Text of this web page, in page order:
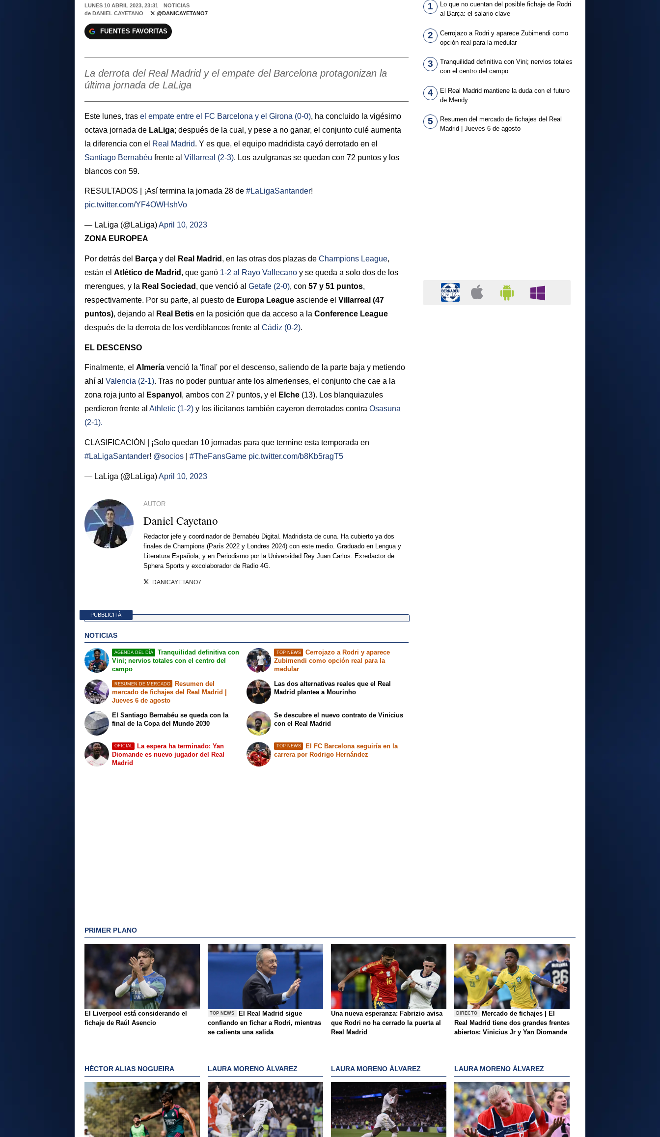
LUNES 10 ABRIL 2023, 23:31
NOTICIAS
de DANIEL CAYETANO @DANICAYETANO7
FUENTES FAVORITAS
La derrota del Real Madrid y el empate del Barcelona protagonizan la
última jornada de LaLiga
Este lunes, tras el empate entre el FC Barcelona y el Girona (0-0), ha concluido la vigésimo
octava jornada de LaLiga; después de la cual, y pese a no ganar, el conjunto culé aumenta
la diferencia con el Real Madrid. Y es que, el equipo madridista cayó derrotado en el
Santiago Bernabéu frente al Villarreal (2-3). Los azulgranas se quedan con 72 puntos y los
blancos con 59.
RESULTADOS | ¡Así termina la jornada 28 de #LaLigaSantander!
pic.twitter.com/YF4OWHshVo
— LaLiga (@LaLiga)April 10, 2023
ZONA EUROPEA
Por detrás del Barça y del Real Madrid , en las otras dos plazas de Champions League,
están el Atlético de Madrid , que ganó 1-2 al Rayo Vallecano y se queda a solo dos de los
merengues, y la Real Sociedad , que venció al Getafe (2-0), con 57 y 51 puntos,
respectivamente. Por su parte, al puesto de Europa League asciende el Villarreal (47
puntos), dejando al Real Betis en la posición que da acceso a la Conference League
después de la derrota de los verdiblancos frente al Cádiz (0-2).
EL DESCENSO
Finalmente, el Almería venció la 'final' por el descenso, saliendo de la parte baja y metiendo
ahí al Valencia (2-1). Tras no poder puntuar ante los almerienses, el conjunto che cae a la
zona roja junto al
Espanyol , ambos con 27 puntos, y el Elche (13). Los blanquiazules
perdieron frente al Athletic (1-2) y los ilicitanos también cayeron derrotados contra Osasuna
(2-1).
CLASIFICACIÓN | ¡Solo quedan 10 jornadas para que termine esta temporada en
#LaLigaSantander! @socios #TheFansGame pic.twitter.com/b8Kb5ragT5
— LaLiga (@LaLiga)April 10, 2023
AUTOR
Daniel Cayetano
Redactor jefe y coordinador de Bernabéu Digital. Madridista de cuna. Ha cubierto ya dos
finales de Champions (París 2022 y Londres 2024) con este medio. Graduado en Lengua y
Literatura Española, y en Periodismo por la Universidad Rey Juan Carlos. Exredactor de
Sphera Sports y excolaborador de Radio 4G.
DANICAYETANO7
PUBBLICITÀ
NOTICIAS
AGENDA DEL DÍA
Tranquilidad definitiva con
Vini; nervios totales con el centro del
campo
RESUMEN DE MERCADO
Resumen del
mercado de fichajes del Real Madrid |
Jueves 6 de agosto
TOP NEWS
Cerrojazo a Rodri y aparece
Zubimendi como opción real para la
medular
Las dos alternativas reales que el Real
Madrid plantea a Mourinho
El Santiago Bernabéu se queda con la
final de la Copa del Mundo 2030
OFICIAL
La espera ha terminado: Yan
Diomande es nuevo jugador del Real
Madrid
Se descubre el nuevo contrato de Vinicius
con el Real Madrid
TOP NEWS
El FC Barcelona seguiría en la
carrera por Rodrigo Hernández
1
Lo que no cuentan del posible fichaje de Rodri
al Barça: el salario clave
2
Cerrojazo a Rodri y aparece Zubimendi como
opción real para la medular
3
Tranquilidad definitiva con Vini; nervios totales
con el centro del campo
4
El Real Madrid mantiene la duda con el futuro
de Mendy
5
Resumen del mercado de fichajes del Real
Madrid | Jueves 6 de agosto
PRIMER PLANO
El Liverpool está considerando el
fichaje de Raúl Asencio
TOP NEWS
El Real Madrid sigue
confiando en fichar a Rodri, mientras
se calienta una salida
Una nueva esperanza: Fabrizio avisa
que Rodri no ha cerrado la puerta al
Real Madrid
DIRECTO
Mercado de fichajes | El
Real Madrid tiene dos grandes frentes
abiertos: Vinicius Jr y Yan Diomande
HÉCTOR ALIAS NOGUEIRA LAURA MORENO ÁLVAREZ LAURA MORENO ÁLVAREZ LAURA MORENO ÁLVAREZ